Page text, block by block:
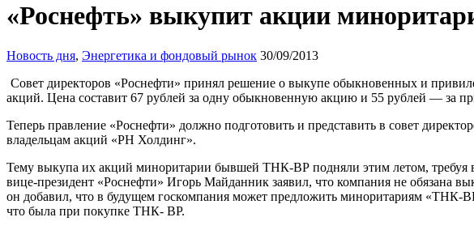
«Роснефть» выкупит акции
Новость дня, Энергетика и фондовый рынок 30/09/2013
Совет директоров «Роснефти» принял решение о выкупе обыкновенных и
акций. Цена составит 67 рублей за одну обыкновенную акцию и 55 рублей — за
Теперь правление «Роснефти» должно подготовить и представить в совет
владельцам акций «РН Холдинг».
Тему выкупа их акций миноритарии бывшей ТНК-ВР подняли этим летом,
вице-президент «Роснефти» Игорь Майданник заявил, что компания не обязана
он добавил, что в будущем госкомпания может предложить миноритариям «ТНК-
что была при покупке ТНК- BP.